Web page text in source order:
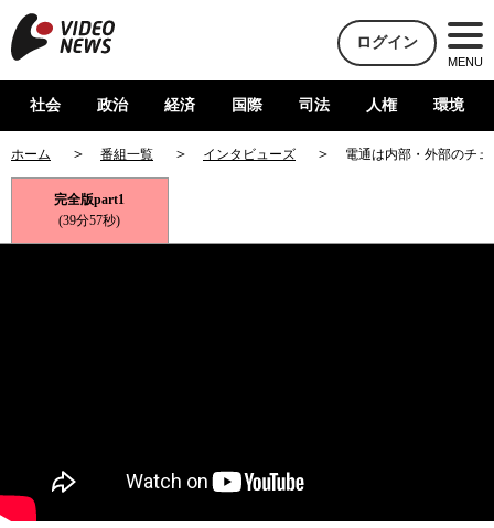
ログイン
MENU
社会 政治 経済 国際 司法 人権 環境
ホーム 番組一覧 インタビューズ 電通は内部・外部のチ
完全版part1
(39分57秒)